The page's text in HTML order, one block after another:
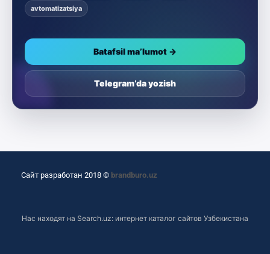
avtomatizatsiya
Batafsil ma’lumot →
Telegram’da yozish
Сайт разработан 2018 © brandburo.uz
Нас находят на Search.uz: интернет каталог сайтов Узбекистана